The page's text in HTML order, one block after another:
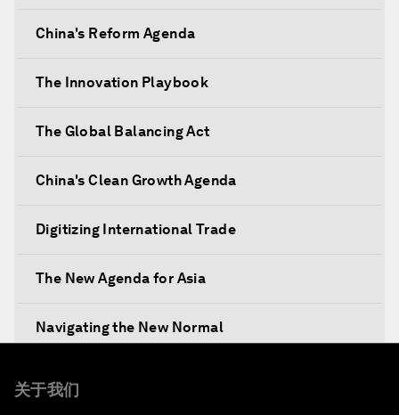
China's Reform Agenda
The Innovation Playbook
The Global Balancing Act
China's Clean Growth Agenda
Digitizing International Trade
The New Agenda for Asia
Navigating the New Normal
Cooperation
关于我们